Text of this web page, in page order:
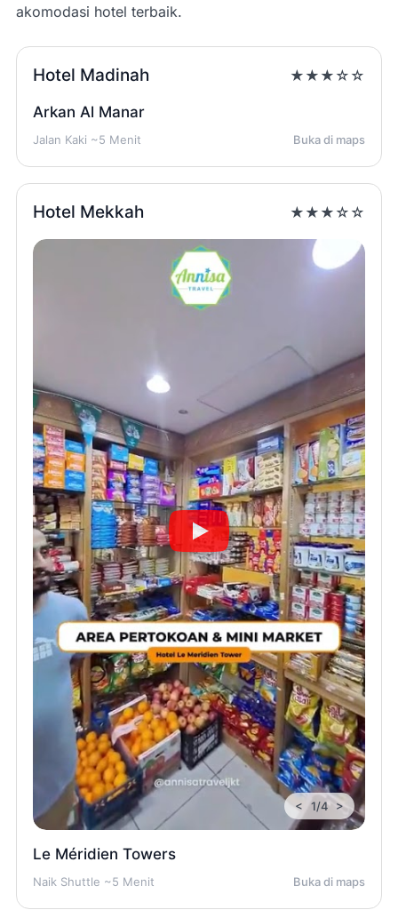
akomodasi hotel terbaik.
Hotel Madinah ★★★☆☆
Arkan Al Manar
Jalan Kaki ~5 Menit Buka di maps
Hotel Mekkah ★★★☆☆
< 1/4 >
Le Méridien Towers
Naik Shuttle ~5 Menit Buka di maps